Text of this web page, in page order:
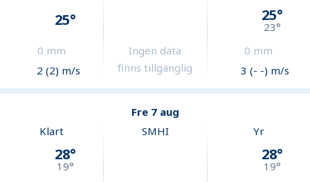
25°
0 mm
2 (2) m/s
Ingen data
finns tillgänglig
25°
23°
0 mm
3 (- -) m/s
Fre 7 aug
Klart
28°
19°
SMHI Yr
28°
19°